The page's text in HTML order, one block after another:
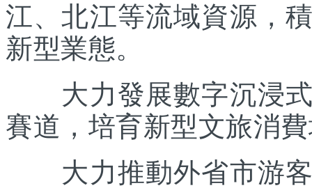
江、北江等流域資源，
新型業態。
大力發展數字沉浸式
賽道，培育新型文旅消
大力推動外省市游客